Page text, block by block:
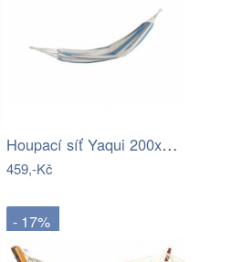
Houpací síť Yaqui 200x80cm béžová
459,-Kč
- 17%